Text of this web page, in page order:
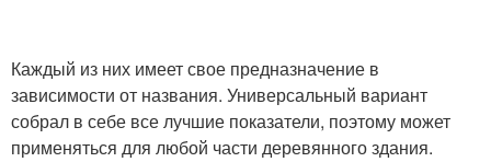
Каждый из них имеет свое предназначение в
зависимости от названия. Универсальный вариант
собрал в себе все лучшие показатели, поэтому может
применяться для любой части деревянного здания.